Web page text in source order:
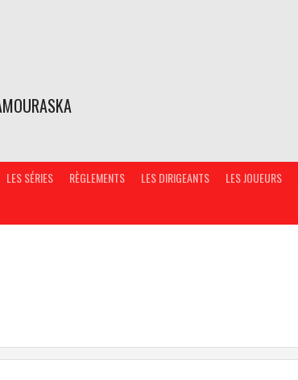
LES SÉRIES RÈGLEMENTS LES DIRIGEANTS LES JOUEURS